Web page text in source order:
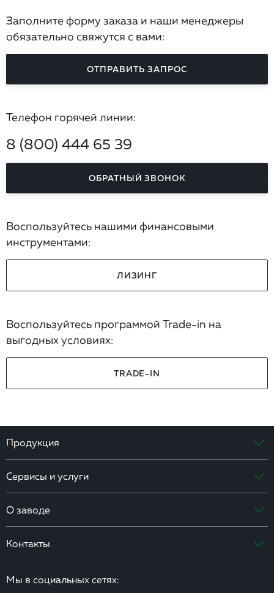
Заполните форму заказа и наши менеджеры
обязательно свяжутся с вами:
ОТПРАВИТЬ ЗАПРОС
Телефон горячей линии:
8 (800) 444 65 39
ОБРАТНЫЙ ЗВОНОК
Воспользуйтесь нашими финансовыми
инструментами:
ЛИЗИНГ
Воспользуйтесь программой Trade-in на
выгодных условиях:
TRADE-IN
Продукция
Сервисы и услуги
О заводе
Контакты
Мы в социальных сетях: